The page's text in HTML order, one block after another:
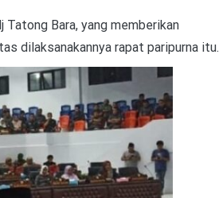
Tatong Bara, yang memberikan
dilaksanakannya rapat paripurna itu.